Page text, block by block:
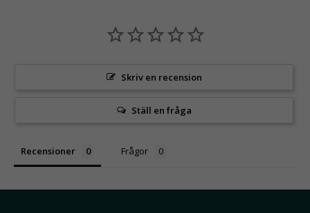
Skriv en recension
Ställ en fråga
Recensioner Frågor